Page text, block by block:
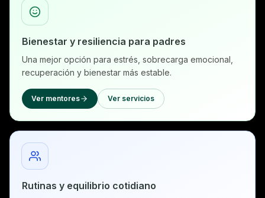
Bienestar y resiliencia para padres
Una mejor opción para estrés, sobrecarga emocional,
recuperación y bienestar más estable.
Ver mentores Ver servicios
Rutinas y equilibrio cotidiano